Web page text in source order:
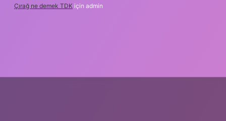
Çırağ ne demek TDK için admin